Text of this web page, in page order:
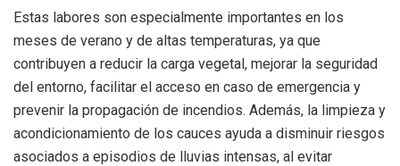
Estas labores son especialmente importantes en los
meses de verano y de altas temperaturas, ya que
contribuyen a reducir la carga vegetal, mejorar la seguridad
del entorno, facilitar el acceso en caso de emergencia y
prevenir la propagación de incendios. Además, la limpieza y
acondicionamiento de los cauces ayuda a disminuir riesgos
asociados a episodios de lluvias intensas, al evitar